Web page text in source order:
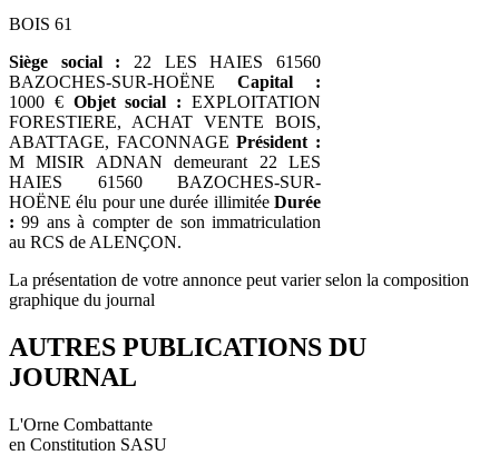
BOIS 61
Siège social : 22 LES HAIES 61560
BAZOCHES-SUR-HOËNE Capital :
1000 € Objet social : EXPLOITATION
FORESTIERE, ACHAT VENTE BOIS,
ABATTAGE, FACONNAGEPrésident :
M MISIR ADNAN demeurant 22 LES
HAIES 61560 BAZOCHES-SUR-
HOËNE élu pour une durée illimitée Durée
: 99 ans à compter de son immatriculation
au RCS de ALENÇON.
La présentation de votre annonce peut varier selon la composition
graphique du journal
AUTRES PUBLICATIONS DU
JOURNAL
L'Orne Combattante
en Constitution SASU